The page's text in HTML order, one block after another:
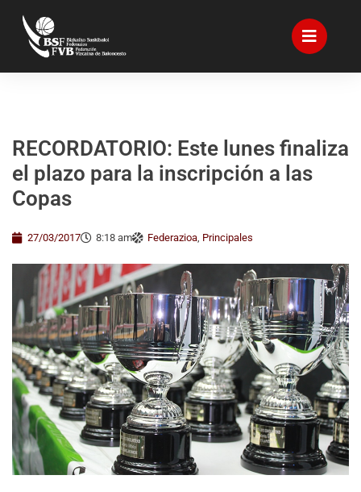
RECORDATORIO: Este lunes finaliza
el plazo para la inscripción a las
Copas
27/03/2017 8:18 am Federazioa, Principales